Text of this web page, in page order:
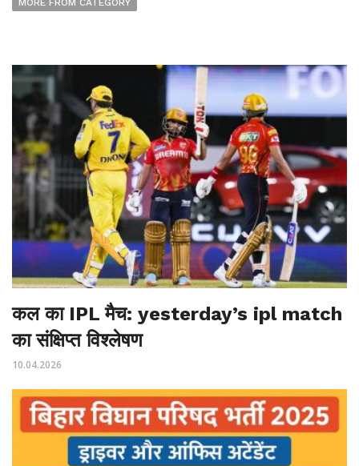
MORE FROM CATEGORY
कल का IPL मैच: yesterday’s ipl match
का संक्षिप्त विश्लेषण
10.04.2026